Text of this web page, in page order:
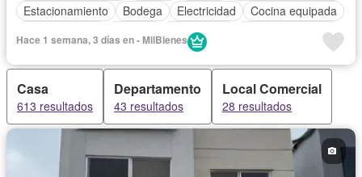
Estacionamiento
Bodega Electricidad
Cocina equipada
Gas natural
Vista panorámica
Patio
Conserje
Jardín Parrilla
Garita de guardianía
Gimnasio
Biblioteca Seguridad
Piscina
Cancha de tenis
Parcialmente amoblado
Hace 1 semana, 3 días en - MilBienes
Casa
613 resultados
Departamento
43 resultados
Local Comercial
28 resultados